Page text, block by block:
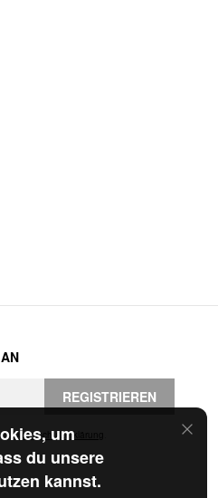
um
du unsere
kannst.
REGISTRIEREN
Datenschutzerklärung